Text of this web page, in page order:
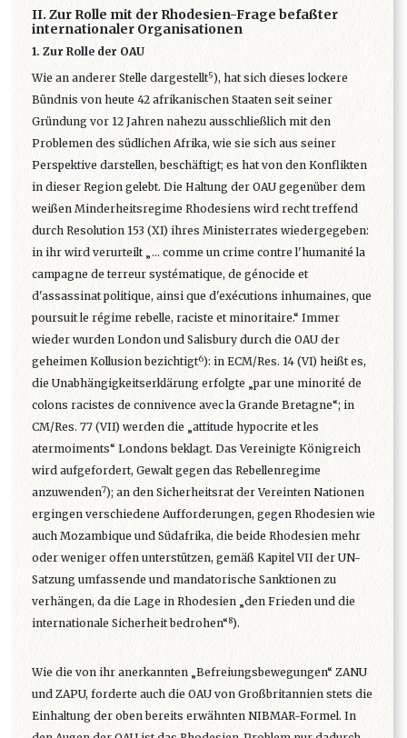
II. Zur Rolle mit der Rhodesien-Frage befaßter
internationaler Organisationen
1. Zur Rolle der OAU
Wie an anderer Stelle dargestellt5), hat sich dieses lockere
Bündnis von heute 42 afrikanischen Staaten seit seiner
Gründung vor 12 Jahren nahezu ausschließlich mit den
Problemen des südlichen Afrika, wie sie sich aus seiner
Perspektive darstellen, beschäftigt; es hat von den Konflikten
in dieser Region gelebt. Die Haltung der OAU gegenüber dem
weißen Minderheitsregime Rhodesiens wird recht treffend
durch Resolution 153 (XI) ihres Ministerrates wiedergegeben:
in ihr wird verurteilt „... comme un crime contre l'humanité la
campagne de terreur systématique, de génocide et
d'assassinat politique, ainsi que d'exécutions inhumaines, que
poursuit le régime rebelle, raciste et minoritaire.“ Immer
wieder wurden London und Salisbury durch die OAU der
geheimen Kollusion bezichtigt6): in ECM/Res. 14 (VI) heißt es,
die Unabhängigkeitserklärung erfolgte „par une minorité de
colons racistes de connivence avec la Grande Bretagne“; in
CM/Res. 77 (VII) werden die „attitude hypocrite et les
atermoiments“ Londons beklagt. Das Vereinigte Königreich
wird aufgefordert, Gewalt gegen das Rebellenregime
anzuwenden7); an den Sicherheitsrat der Vereinten Nationen
ergingen verschiedene Aufforderungen, gegen Rhodesien wie
auch Mozambique und Südafrika, die beide Rhodesien mehr
oder weniger offen unterstützen, gemäß Kapitel VII der UN-
Satzung umfassende und mandatorische Sanktionen zu
verhängen, da die Lage in Rhodesien „den Frieden und die
internationale Sicherheit bedrohen“8).
Wie die von ihr anerkannten „Befreiungsbewegungen“ ZANU
und ZAPU, forderte auch die OAU von Großbritannien stets die
Einhaltung der oben bereits erwähnten NIBMAR-Formel. In